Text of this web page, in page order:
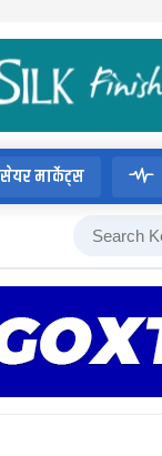
सेयर मार्केट्स